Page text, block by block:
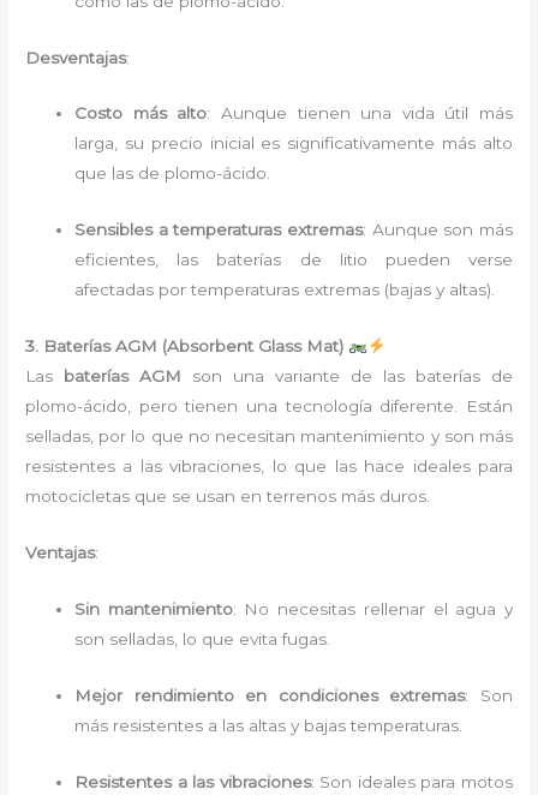
Desventajas:
Costo más alto: Aunque tienen una vida útil más
larga, su precio inicial es significativamente más alto
que las de plomo-ácido.
Sensibles a temperaturas extremas: Aunque son más
eficientes, las baterías de litio pueden verse
afectadas por temperaturas extremas (bajas y altas).
3. Baterías AGM (Absorbent Glass Mat)
Las baterías AGM son una variante de las baterías de
plomo-ácido, pero tienen una tecnología diferente. Están
selladas, por lo que no necesitan mantenimiento y son más
resistentes a las vibraciones, lo que las hace ideales para
motocicletas que se usan en terrenos más duros.
Ventajas:
Sin mantenimiento: No necesitas rellenar el agua y
son selladas, lo que evita fugas.
Mejor rendimiento en condiciones extremas: Son
más resistentes a las altas y bajas temperaturas.
Resistentes a las vibraciones: Son ideales para motos